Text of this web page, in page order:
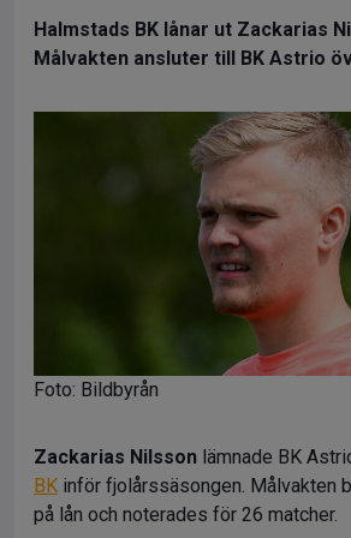
Halmstads BK lånar ut Zackarias
Målvakten ansluter till BK Astrio
Foto: Bildbyrån
Zackarias Nilsson lämnade BK
BK inför fjolårssäsongen. Målvakten
på lån och noterades för 26 matcher.